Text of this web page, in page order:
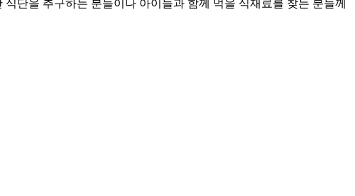
단을 추구하는 분들이나 아이들과 함께 먹을 식재료를 찾는 분들께